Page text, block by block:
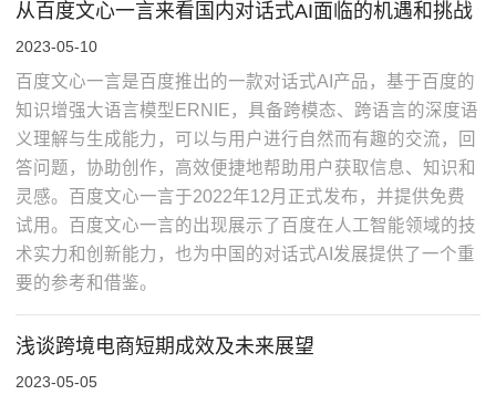
从百度文心一言来看国内对话式AI面临的机遇和挑战
2023-05-10
百度文心一言是百度推出的一款对话式AI产品，基于百度的
知识增强大语言模型ERNIE，具备跨模态、跨语言的深度语
义理解与生成能力，可以与用户进行自然而有趣的交流，回
答问题，协助创作，高效便捷地帮助用户获取信息、知识和
灵感。百度文心一言于2022年12月正式发布，并提供免费
试用。百度文心一言的出现展示了百度在人工智能领域的技
术实力和创新能力，也为中国的对话式AI发展提供了一个重
要的参考和借鉴。
浅谈跨境电商短期成效及未来展望
2023-05-05